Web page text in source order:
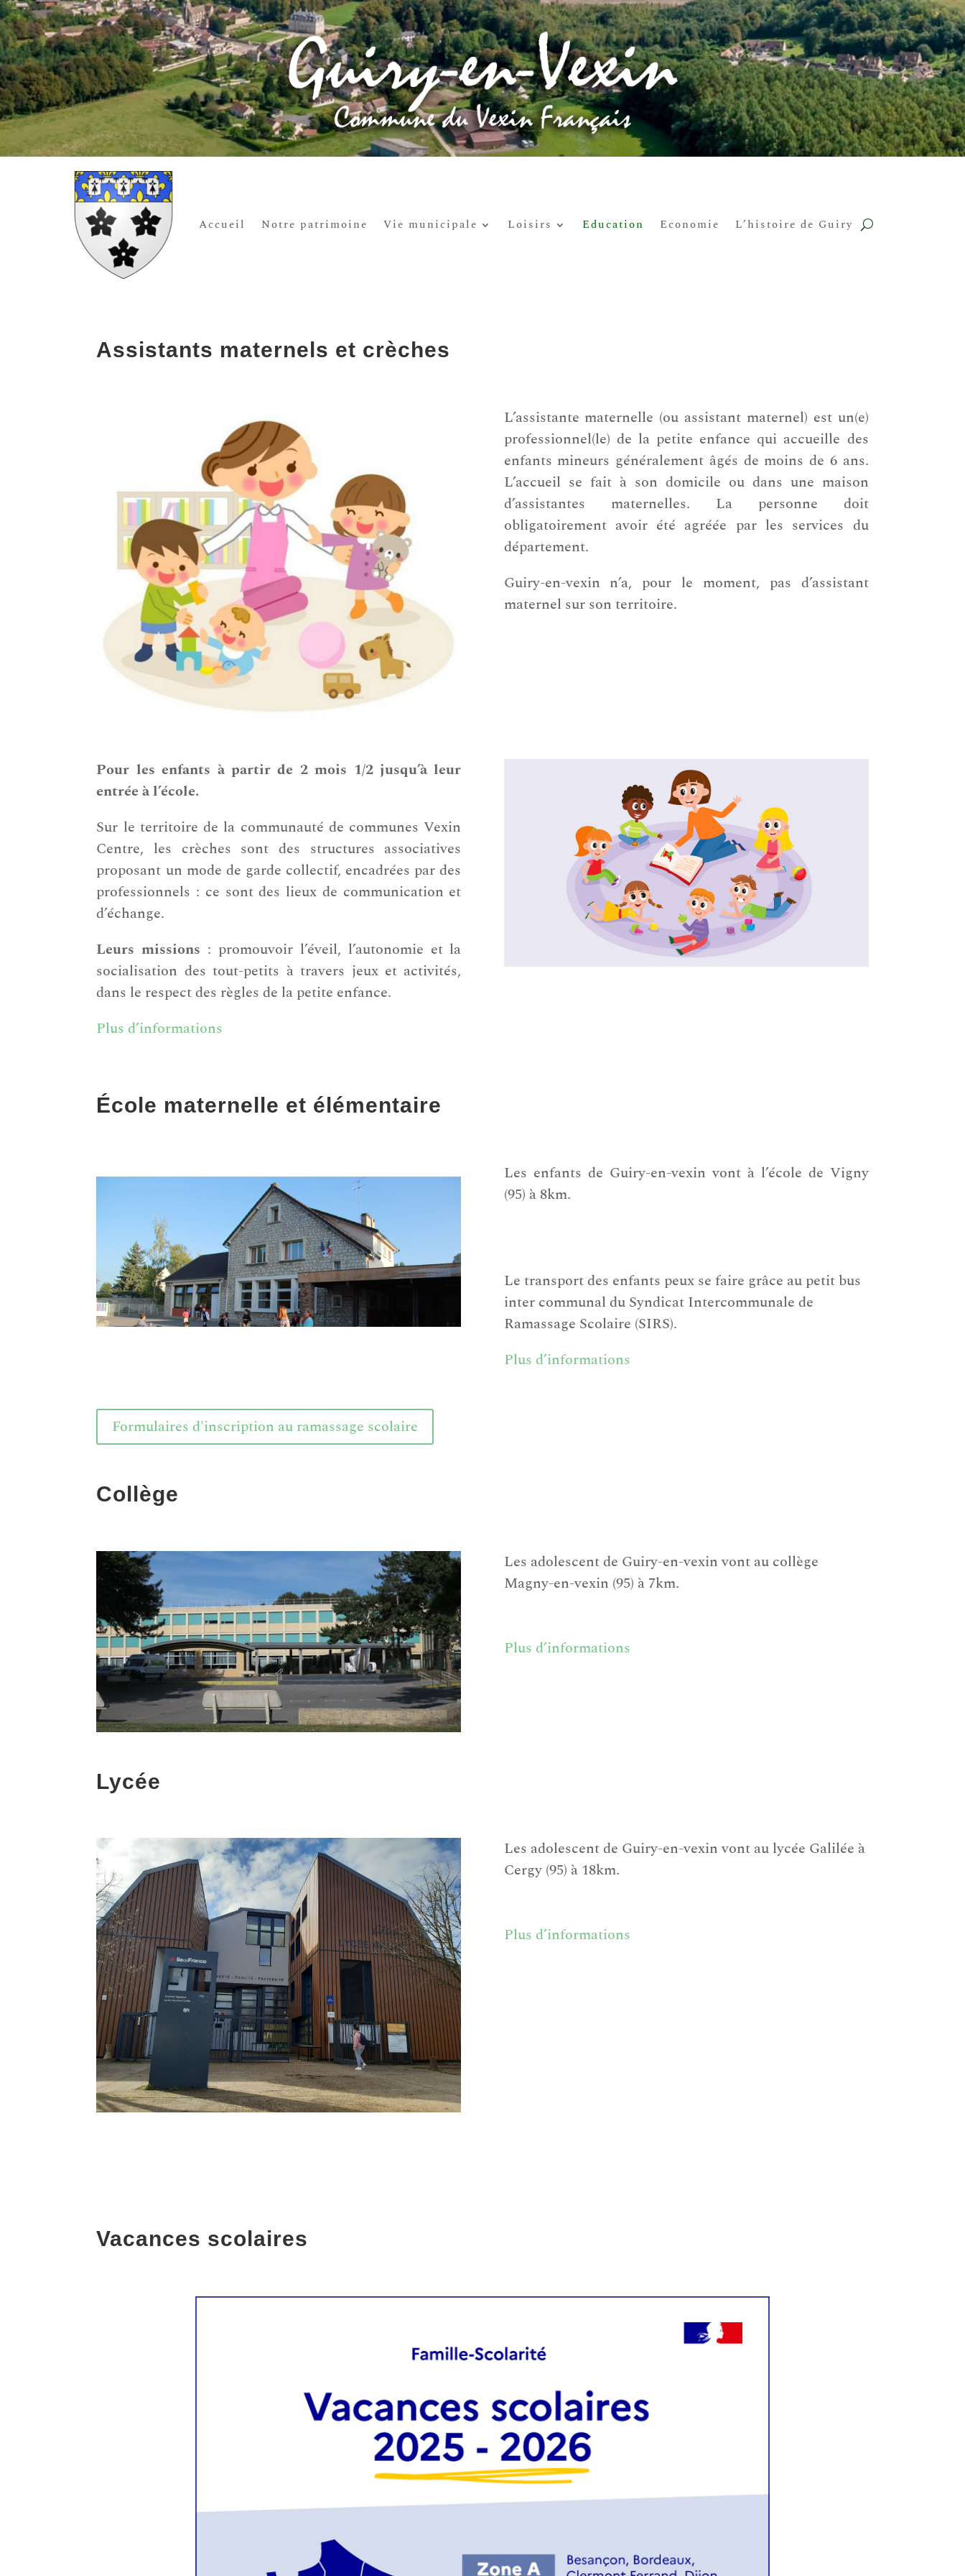
Accueil Notre patrimoine Vie municipale Loisirs Education Economie L’histoire de Guiry
Assistants maternels et crèches
L’assistante maternelle (ou assistant maternel) est un(e)
professionnel(le) de la petite enfance qui accueille des
enfants mineurs généralement âgés de moins de 6 ans.
L’accueil se fait à son domicile ou dans une maison
d’assistantes maternelles. La personne doit
obligatoirement avoir été agréée par les services du
département.
Guiry-en-vexin n’a, pour le moment, pas d’assistant
maternel sur son territoire.
Pour les enfants à partir de 2 mois 1/2 jusqu’à leur
entrée à l’école.
Sur le territoire de la communauté de communes Vexin
Centre, les crèches sont des structures associatives
proposant un mode de garde collectif, encadrées par des
professionnels : ce sont des lieux de communication et
d’échange.
Leurs missions : promouvoir l’éveil, l’autonomie et la
socialisation des tout-petits à travers jeux et activités,
dans le respect des règles de la petite enfance.
Plus d’informations
École maternelle et élémentaire
Les enfants de Guiry-en-vexin vont à l’école de Vigny
(95) à 8km.
Le transport des enfants peux se faire grâce au petit bus
inter communal du Syndicat Intercommunale de
Ramassage Scolaire (SIRS).
Plus d’informations
Formulaires d'inscription au ramassage scolaire
Collège
Les adolescent de Guiry-en-vexin vont au collège
Magny-en-vexin (95) à 7km.
Plus d’informations
Lycée
Les adolescent de Guiry-en-vexin vont au lycée Galilée à
Cergy (95) à 18km.
Plus d’informations
Vacances scolaires